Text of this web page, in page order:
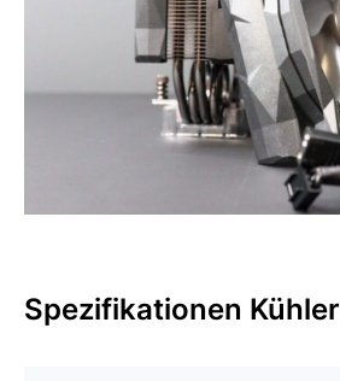
Spezifikationen Kühler